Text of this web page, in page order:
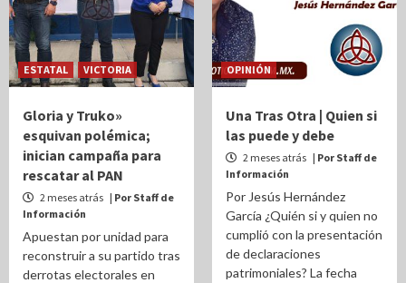
ESTATAL VICTORIA
Gloria y Truko»
esquivan polémica;
inician campaña para
rescatar al PAN
2 meses atrás | Por Staff de
Información
Apuestan por unidad para
reconstruir a su partido tras
derrotas electorales en
OPINIÓN
Una Tras Otra | Quien si
las puede y debe
2 meses atrás | Por Staff de
Información
Por Jesús Hernández
García ¿Quién si y quien no
cumplió con la presentación
de declaraciones
patrimoniales? La fecha